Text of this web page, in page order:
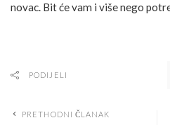
novac. Bit će vam i više nego
PODIJELI
PRETHODNI ČLANAK